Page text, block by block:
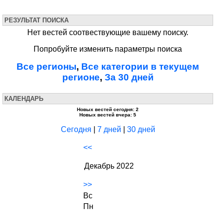
РЕЗУЛЬТАТ ПОИСКА
Нет вестей соотвествующие вашему поиску.
Попробуйте изменить параметры поиска
Все регионы, Все категории в текущем
регионе, За 30 дней
КАЛЕНДАРЬ
Новых вестей сегодня: 2
Новых вестей вчера: 5
Сегодня 7 дней 30 дней
<<
Декабрь 2022
>>
Вс
Пн